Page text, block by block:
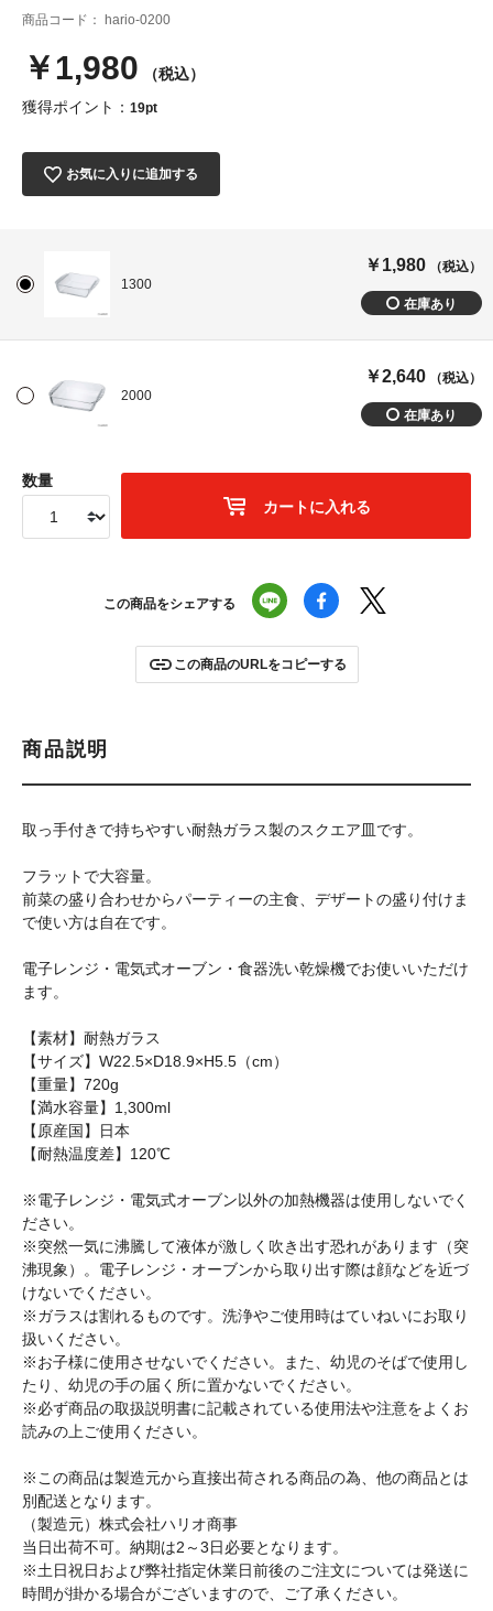
商品コード： hario-0200
￥1,980 （税込）
獲得ポイント： 19pt
お気に入りに追加する
1300
￥1,980 （税込）
2000
￥2,640 （税込）
数量
カートに入れる
この商品をシェアする
この商品のURLをコピーする
商品説明
取っ手付きで持ちやすい耐熱ガラス製のスクエア皿です。
フラットで大容量。
前菜の盛り合わせからパーティーの主食、デザートの盛り付けま
で使い方は自在です。
電子レンジ・電気式オーブン・食器洗い乾燥機でお使いいただけ
ます。
【素材】耐熱ガラス
【サイズ】W22.5×D18.9×H5.5（cm）
【重量】720g
【満水容量】1,300ml
【原産国】日本
【耐熱温度差】120℃
※電子レンジ・電気式オーブン以外の加熱機器は使用しないでく
ださい。
※突然一気に沸騰して液体が激しく吹き出す恐れがあります（突
沸現象）。電子レンジ・オーブンから取り出す際は顔などを近づ
けないでください。
※ガラスは割れるものです。洗浄やご使用時はていねいにお取り
扱いください。
※お子様に使用させないでください。また、幼児のそばで使用し
たり、幼児の手の届く所に置かないでください。
※必ず商品の取扱説明書に記載されている使用法や注意をよくお
読みの上ご使用ください。
※この商品は製造元から直接出荷される商品の為、他の商品とは
別配送となります。
（製造元）株式会社ハリオ商事
当日出荷不可。納期は2～3日必要となります。
※土日祝日および弊社指定休業日前後のご注文については発送に
時間が掛かる場合がございますので、ご了承ください。